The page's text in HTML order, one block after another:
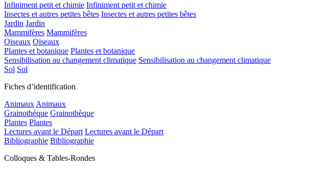
Infiniment petit et chimie Infiniment petit et chimie
Insectes et autres petites bêtes Insectes et autres petites bêtes
Jardin Jardin
Mammifères Mammifères
Oiseaux Oiseaux
Plantes et botanique Plantes et botanique
Sensibilisation au changement climatique Sensibilisation au changement climatique
Sol Sol
Fiches d’identification
Animaux Animaux
Grainothèque Grainothèque
Plantes Plantes
Lectures avant le Départ Lectures avant le Départ
Bibliographie Bibliographie
Colloques & Tables-Rondes